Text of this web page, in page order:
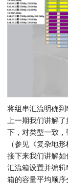
将组串汇流明确到
上一期我们讲解
下，对类型一致
（参见《复杂地
接下来我们讲解
汇流箱设置并编
箱的容量平均顺